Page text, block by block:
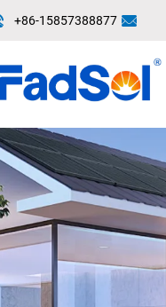
+86-15857388877